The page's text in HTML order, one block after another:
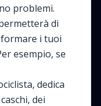
problemi.
di
i tuoi
esempio, se
dedica
dei